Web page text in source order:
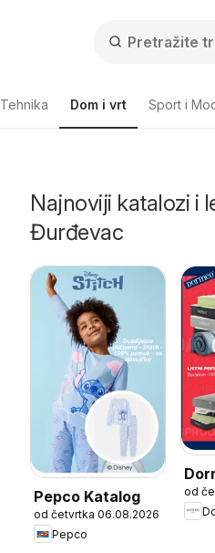
Tehnika Dom i vrt Sport i
Najnoviji katalozi i
Đurđevac
Pepco Katalog
od četvrtka 06.08.2026
Pepco
od